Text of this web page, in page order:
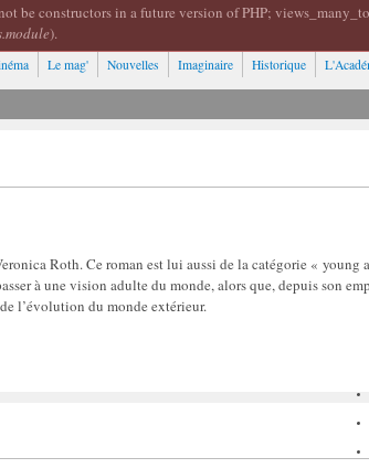
be constructors in a future version of PHP;
).
Le mag' Nouvelles Imaginaire Historique
Roth. Ce roman est lui aussi de la catégorie « young
à une vision adulte du monde, alors que, depuis son
l’évolution du monde extérieur.